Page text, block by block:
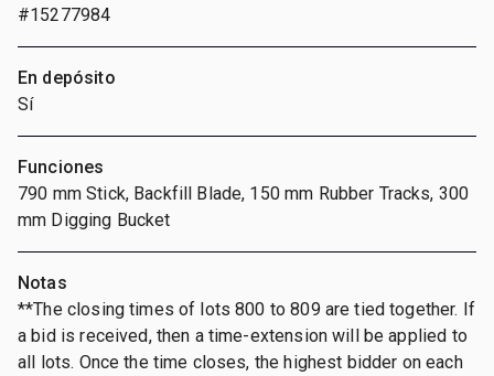
#15277984
En depósito
Sí
Funciones
790 mm Stick, Backfill Blade, 150 mm Rubber Tracks, 300
mm Digging Bucket
Notas
**The closing times of lots 800 to 809 are tied together. If
a bid is received, then a time-extension will be applied to
all lots. Once the time closes, the highest bidder on each